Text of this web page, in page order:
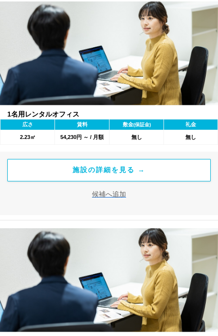
1名用レンタルオフィス
広さ 賃料 敷金(保証金) 礼金
2.23㎡ 54,230円 ～ / 月額 無し 無し
施設の詳細を見る →
候補へ追加